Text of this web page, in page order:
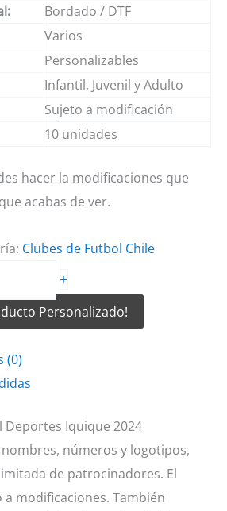
Bordado / DTF
Varios
Personalizables
Infantil, Juvenil y Adulto
Sujeto a modificación
10 unidades
hacer la modificaciones que
acabas de ver.
Clubes de Futbol Chile
+
Personalizado!
(0)
Deportes Iquique 2024
números y logotipos,
de patrocinadores. El
modificaciones. También